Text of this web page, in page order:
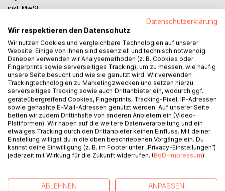
inkl. MwSt.
IN DEN WARENKORB
Auf die Merkliste
Titel bewerten
Datenschutzerklärung
Wir respektieren den Datenschutz
Wir nutzen Cookies und vergleichbare Technologien auf unserer
Website. Einige von ihnen sind essenziell und technisch notwendig.
Daneben verwenden wir Analysemethoden (z. B. Cookies oder
Fingerprints sowie serverseitiges Tracking), um zu messen, wie häufig
unsere Seite besucht und wie sie genutzt wird. Wir verwenden
Trackingtechnologien zu Marketingzwecken und setzen hierzu
serverseitiges Tracking sowie auch Drittanbieter ein, wodurch ggf.
geräteübergreifend Cookies, Fingerprints, Tracking-Pixel, IP-Adressen
sowie gehashte E-Mail-Adressen genutzt werden. Auf unserer Seite
betten wir zudem Drittinhalte von anderen Anbietern ein (Video-
Plattformen). Wir haben auf die weitere Datenverarbeitung und ein
etwaiges Tracking durch den Drittanbieter keinen Einfluss. Mit deiner
Einstellung willigst du in die oben beschriebenen Vorgänge ein. Du
kannst deine Einwilligung (z. B. im Footer unter „Privacy-Einstellungen“)
jederzeit mit Wirkung für die Zukunft widerrufen. (BoD-Impressum)
ABLEHNEN ANPASSEN